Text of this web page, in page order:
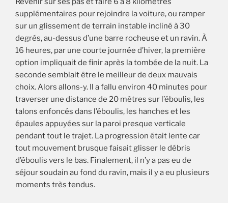
supplémentaires pour rejoindre la voiture, ou ramper
sur un glissement de terrain instable incliné à 30
degrés, au-dessus d’une barre rocheuse et un ravin. À
16 heures, par une courte journée d’hiver, la première
option impliquait de finir après la tombée de la nuit. La
seconde semblait être le meilleur de deux mauvais
choix. Alors allons-y. Il a fallu environ 40 minutes pour
traverser une distance de 20 mètres sur l’éboulis, les
talons enfoncés dans l’éboulis, les hanches et les
épaules appuyées sur la paroi presque verticale
pendant tout le trajet. La progression était lente car
tout mouvement brusque faisait glisser le débris
d’éboulis vers le bas. Finalement, il n’y a pas eu de
séjour soudain au fond du ravin, mais il y a eu plusieurs
moments très tendus.